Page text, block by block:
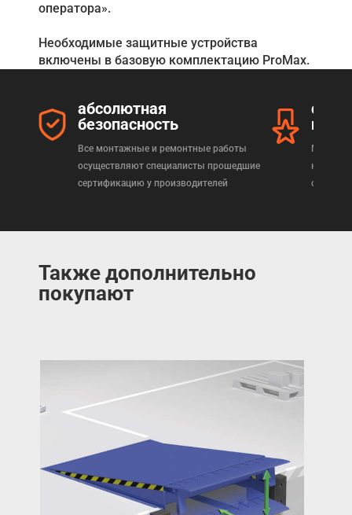
оператора».
Необходимые защитные устройства
включены в базовую комплектацию ProMax.
абсолютная
безопасность
Все монтажные и ремонтные работы
осуществляют специалисты прошедшие
сертификацию у производителей
Мы
Также дополнительно
покупают